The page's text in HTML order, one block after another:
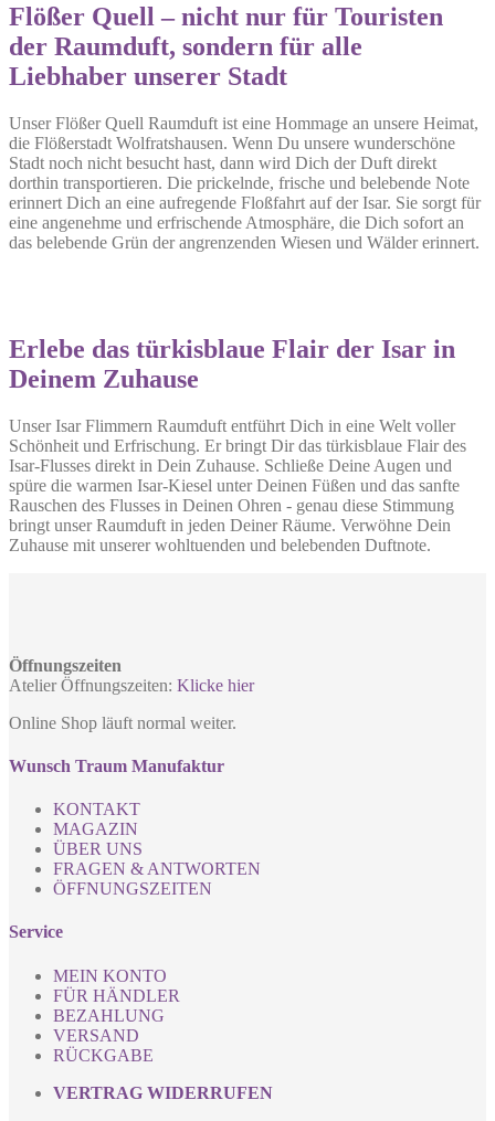
Flößer Quell – nicht nur für Touristen
der Raumduft, sondern für alle
Liebhaber unserer Stadt
Unser Flößer Quell Raumduft ist eine Hommage an unsere Heimat,
die Flößerstadt Wolfratshausen. Wenn Du unsere wunderschöne
Stadt noch nicht besucht hast, dann wird Dich der Duft direkt
dorthin transportieren. Die prickelnde, frische und belebende Note
erinnert Dich an eine aufregende Floßfahrt auf der Isar. Sie sorgt für
eine angenehme und erfrischende Atmosphäre, die Dich sofort an
das belebende Grün der angrenzenden Wiesen und Wälder erinnert.
Erlebe das türkisblaue Flair der Isar in
Deinem Zuhause
Unser Isar Flimmern Raumduft entführt Dich in eine Welt voller
Schönheit und Erfrischung. Er bringt Dir das türkisblaue Flair des
Isar-Flusses direkt in Dein Zuhause. Schließe Deine Augen und
spüre die warmen Isar-Kiesel unter Deinen Füßen und das sanfte
Rauschen des Flusses in Deinen Ohren - genau diese Stimmung
bringt unser Raumduft in jeden Deiner Räume. Verwöhne Dein
Zuhause mit unserer wohltuenden und belebenden Duftnote.
Öffnungszeiten
Atelier Öffnungszeiten: Klicke hier
Online Shop läuft normal weiter.
Wunsch Traum Manufaktur
KONTAKT
MAGAZIN
ÜBER UNS
FRAGEN & ANTWORTEN
ÖFFNUNGSZEITEN
Service
MEIN KONTO
FÜR HÄNDLER
BEZAHLUNG
VERSAND
RÜCKGABE
VERTRAG WIDERRUFEN